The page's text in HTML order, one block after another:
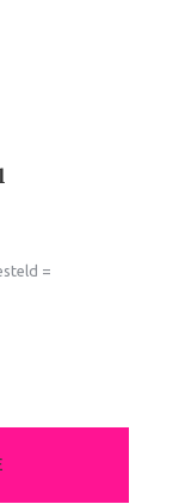
=